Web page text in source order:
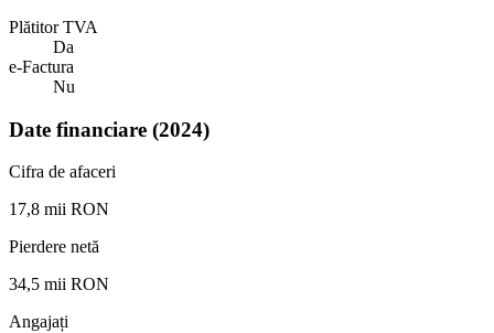
Plătitor TVA
Da
e-Factura
Nu
Date financiare (2024)
Cifra de afaceri
17,8 mii RON
Pierdere netă
34,5 mii RON
Angajați